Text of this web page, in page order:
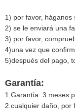
1) por favor,
2) se le enviará una
3) por favor,
4)una vez que
5)después del pago,
Garantía:
1.Garantía: 3 meses
2.cualquier daño, por